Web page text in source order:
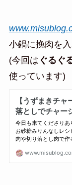
小鍋に挽肉を
(今回は ぐるぐ
使っています)